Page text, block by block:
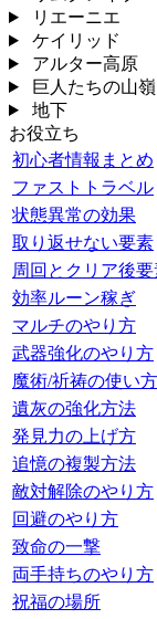
リエーニエ
ケイリッド
アルター高原
巨人たちの山嶺
地下
お役立ち
初心者情報まとめ
ファストトラベル
状態異常の効果
取り返せない要素
周回とクリア後
効率ルーン稼ぎ
マルチのやり方
武器強化のやり方
魔術/祈祷の使い方
遺灰の強化方法
発見力の上げ方
追憶の複製方法
敵対解除のやり方
回避のやり方
致命の一撃
両手持ちのやり方
祝福の場所